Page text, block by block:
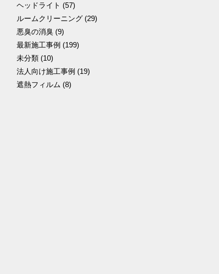
ヘッドライト (57)
ルームクリーニング(29)
悪臭の消臭(9)
最新施工事例 (199)
未分類(10)
法人向け施工事例 (19)
遮熱フィルム (8)